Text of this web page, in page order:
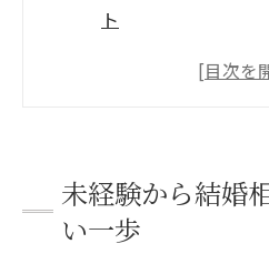
ト
未経験女性が結婚
吉野町で実現する結婚
結婚相談所でキャ
未経験から結婚
い一歩